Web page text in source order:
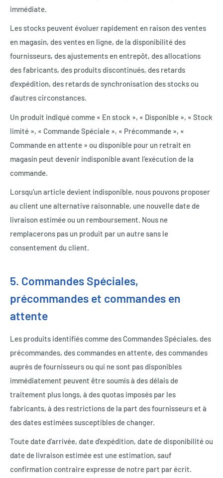
immédiate.
Les stocks peuvent évoluer rapidement en raison des ventes
en magasin, des ventes en ligne, de la disponibilité des
fournisseurs, des ajustements en entrepôt, des allocations
des fabricants, des produits discontinués, des retards
d’expédition, des retards de synchronisation des stocks ou
d’autres circonstances.
Un produit indiqué comme « En stock », « Disponible », « Stock
limité », « Commande Spéciale », « Précommande », «
Commande en attente » ou disponible pour un retrait en
magasin peut devenir indisponible avant l’exécution de la
commande.
Lorsqu’un article devient indisponible, nous pouvons proposer
au client une alternative raisonnable, une nouvelle date de
livraison estimée ou un remboursement. Nous ne
remplacerons pas un produit par un autre sans le
consentement du client.
5. Commandes Spéciales,
précommandes et commandes en
attente
Les produits identifiés comme des Commandes Spéciales, des
précommandes, des commandes en attente, des commandes
auprès de fournisseurs ou qui ne sont pas disponibles
immédiatement peuvent être soumis à des délais de
traitement plus longs, à des quotas imposés par les
fabricants, à des restrictions de la part des fournisseurs et à
des dates estimées susceptibles de changer.
Toute date d’arrivée, date d’expédition, date de disponibilité ou
date de livraison estimée est une estimation, sauf
confirmation contraire expresse de notre part par écrit.